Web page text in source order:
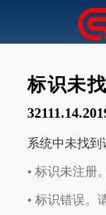
标识未
系统中未找到
• 标识未注册
• 标识错误。